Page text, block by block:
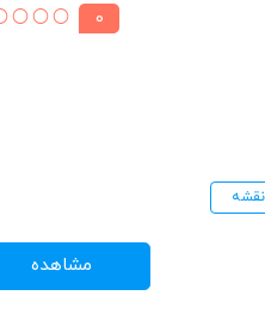
0
مشاهده